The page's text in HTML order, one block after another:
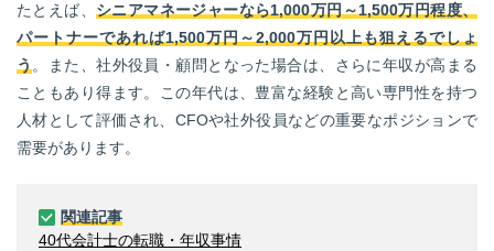
たとえば、 シニアマネージャーなら1,000万円～1,500万円程度、
パートナーであれば1,500万円～2,000万円以上も狙えるでしょ
う 。また、社外役員・顧問となった場合は、さらに年収が高まる
こともあり得ます。この年代は、豊富な経験と高い専門性を持つ
人材として評価され、CFOや社外役員などの重要なポジションで
需要があります。
関連記事
40代会計士の転職・年収事情